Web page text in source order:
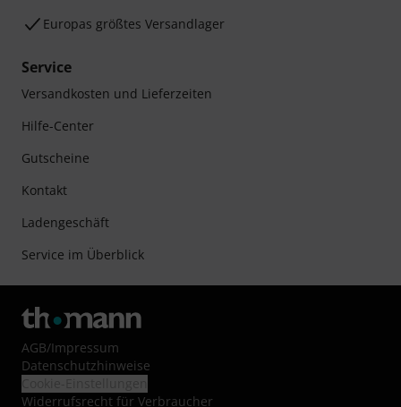
Europas größtes Versandlager
Service
Versandkosten und Lieferzeiten
Hilfe-Center
Gutscheine
Kontakt
Ladengeschäft
Service im Überblick
AGB/Impressum
Datenschutzhinweise
Widerrufsrecht für Verbraucher